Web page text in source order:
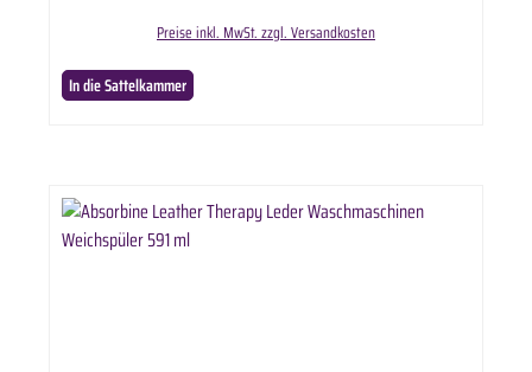
Preise inkl. MwSt. zzgl. Versandkosten
In die Sattelkammer